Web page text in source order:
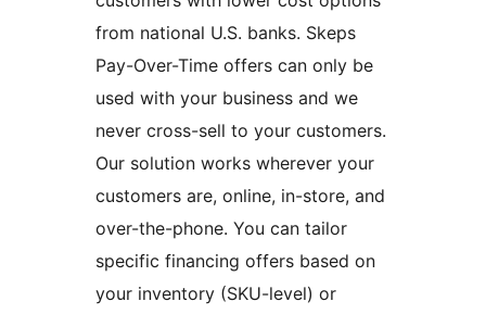
from national U.S. banks. Skeps
Pay-Over-Time offers can only be
used with your business and we
never cross-sell to your customers.
Our solution works wherever your
customers are, online, in-store, and
over-the-phone. You can tailor
specific financing offers based on
your inventory (SKU-level) or